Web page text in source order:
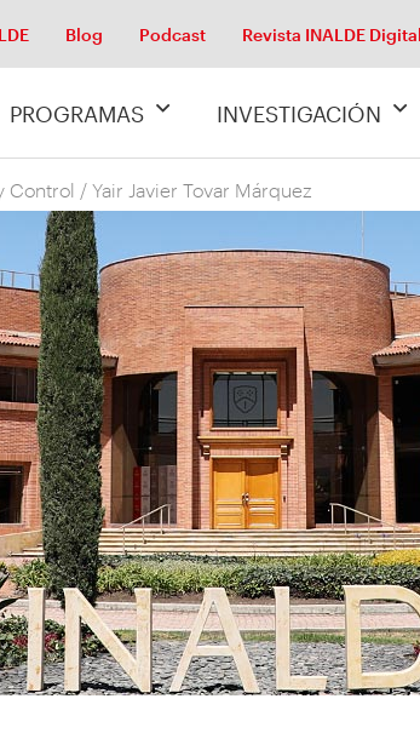
Blog Podcast Revista INALDE Digital
PROGRAMAS INVESTIGACIÓN
Control / Yair Javier Tovar Márquez